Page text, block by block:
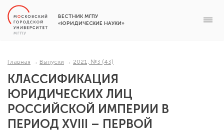
ВЕСТНИК МГПУ
«ЮРИДИЧЕСКИЕ НАУКИ»
Главная → Выпуски → 2021, №3 (43)
КЛАССИФИКАЦИЯ
ЮРИДИЧЕСКИХ ЛИЦ
РОССИЙСКОЙ ИМПЕРИИ В
ПЕРИОД XVIII – ПЕРВОЙ